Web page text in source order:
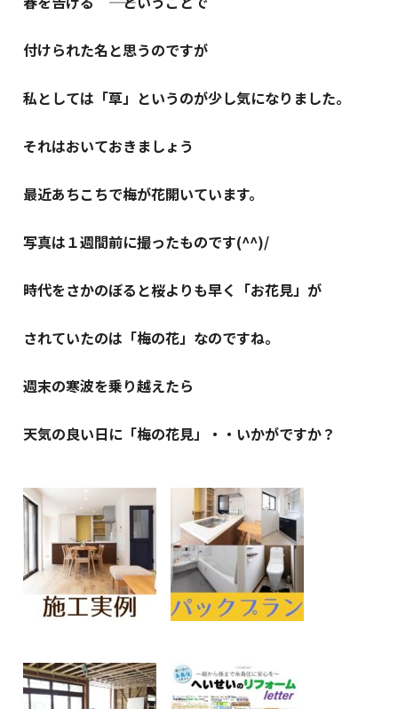
付けられた名と思うのですが
私としては「草」というのが少し気になりました。
それはおいておきましょう
最近あちこちで梅が花開いています。
写真は１週間前に撮ったものです(^^)/
時代をさかのぼると桜よりも早く「お花見」が
されていたのは「梅の花」なのですね。
週末の寒波を乗り越えたら
天気の良い日に「梅の花見」・・いかがですか？